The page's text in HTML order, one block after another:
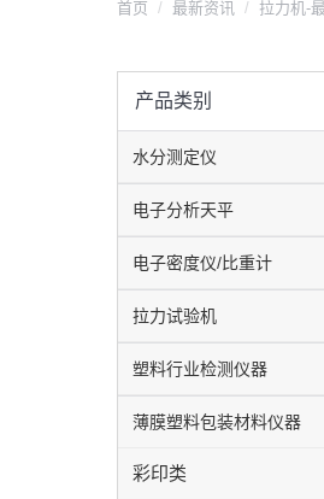
您在这里：
首页 最新资讯 拉力机-
产品类别
水分测定仪
电子分析天平
电子密度仪/比重计
拉力试验机
塑料行业检测仪器
薄膜塑料包装材料仪器
彩印类